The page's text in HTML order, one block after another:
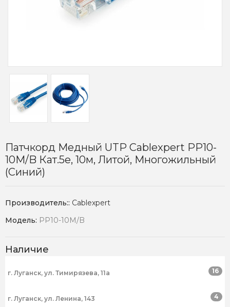
Патчкорд Медный UTP Cablexpert PP10-
10M/B Кат.5e, 10м, Литой, Многожильный
(синий)
Производитель:: Cablexpert
Модель: PP10-10M/B
Наличие
г. Луганск, ул. Тимирязева, 11а 16
г. Луганск, ул. Ленина, 143 4